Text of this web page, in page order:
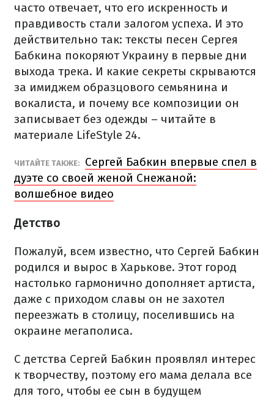
часто отвечает, что его искренность и
правдивость стали залогом успеха. И это
действительно так: тексты песен Сергея
Бабкина покоряют Украину в первые дни
выхода трека. И какие секреты скрываются
за имиджем образцового семьянина и
вокалиста, и почему все композиции он
записывает без одежды – читайте в
материале LifeStyle 24.
ЧИТАЙТЕ ТАКЖЕ:
Сергей Бабкин впервые спел в
дуэте со своей женой Снежаной:
волшебное видео
Детство
Пожалуй, всем известно, что Сергей Бабкин
родился и вырос в Харькове. Этот город
настолько гармонично дополняет артиста,
даже с приходом славы он не захотел
переезжать в столицу, поселившись на
окраине мегаполиса.
С детства Сергей Бабкин проявлял интерес
к творчеству, поэтому его мама делала все
для того, чтобы ее сын в будущем